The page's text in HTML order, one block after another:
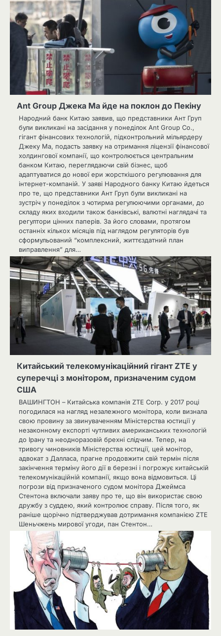
Ant Group Джека Ма йде на поклон до Пекіну
Народний банк Китаю заявив, що представники Ант Груп
були викликані на засідання у понеділок Ant Group Co.,
гігант фінансових технологій, підконтрольний мільярдеру
Джеку Ма, подасть заявку на отримання ліцензії фінансової
холдингової компанії, що контролюється центральним
банком Китаю, переглядаючи свій бізнес, щоб
адаптуватися до нової ери жорсткішого регулювання для
інтернет-компаній. У заяві Народного банку Китаю йдеться
про те, що представники Ант Груп були викликані на
зустріч у понеділок з чотирма регулюючими органами, до
складу яких входили також банківські, валютні наглядачі та
регултори цінних паперів. За його словами, протягом
останніх кількох місяців під наглядом регуляторів був
сформульований “комплексний, життєздатний план
виправлення” для…
Китайський телекомунікаційний гігант ZTE у
суперечці з монітором, призначеним судом
США
ВАШИНГТОН – Китайська компанія ZTE Corp. у 2017 році
погодилася на нагляд незалежного монітора, коли визнала
свою провину за звинуваченням Міністерства юстиції у
незаконному експорті чутливих американських технологій
до Ірану та неодноразовій брехні слідчим. Тепер, на
тривогу чиновників Міністерства юстиції, цей монітор,
адвокат з Далласа, прагне продовжити свій термін після
закінчення терміну його дії в березні і погрожує китайській
телекомунікаційній компанії, якщо вона відмовиться. Ці
погрози від призначеного судом монітора Джеймса
Стентона включали заяву про те, що він використає свою
дружбу з суддею, який контролює справу. Після того, як
раніше щорічно підтверджував дотримання компанією ZTE
Шеньчжень мирової угоди, пан Стентон…